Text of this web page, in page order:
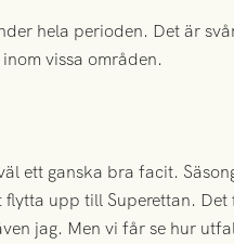
hela perioden. Det är
vissa områden.
ett ganska bra facit.
upp till Superettan. Det
jag. Men vi får se hur